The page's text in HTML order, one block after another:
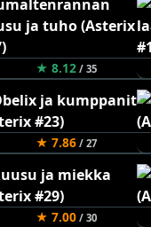
★ 8.12/ 35
★ 7.86/ 27
★ 7.00/ 30